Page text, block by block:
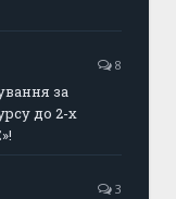
8
за
до 2-х
3